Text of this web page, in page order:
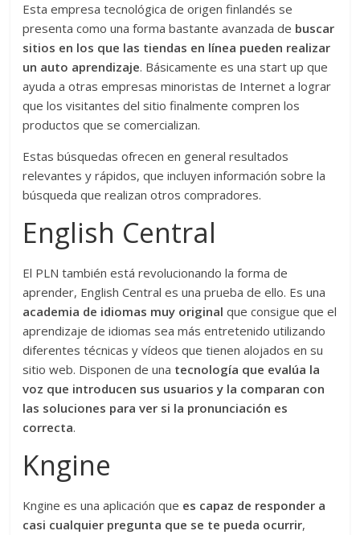
Esta empresa tecnológica de origen finlandés se
presenta como una forma bastante avanzada de buscar
sitios en los que las tiendas en línea pueden realizar
un auto aprendizaje. Básicamente es una start up que
ayuda a otras empresas minoristas de Internet a lograr
que los visitantes del sitio finalmente compren los
productos que se comercializan.
Estas búsquedas ofrecen en general resultados
relevantes y rápidos, que incluyen información sobre la
búsqueda que realizan otros compradores.
English Central
El PLN también está revolucionando la forma de
aprender, English Central es una prueba de ello. Es una
academia de idiomas muy original que consigue que el
aprendizaje de idiomas sea más entretenido utilizando
diferentes técnicas y vídeos que tienen alojados en su
sitio web. Disponen de una tecnología que evalúa la
voz que introducen sus usuarios y la comparan con
las soluciones para ver si la pronunciación es
correcta.
Kngine
Kngine es una aplicación que es capaz de responder a
casi cualquier pregunta que se te pueda ocurrir,